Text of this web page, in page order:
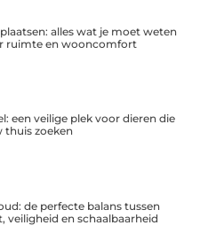
alles wat je moet weten
ruimte en wooncomfort
een veilige plek voor dieren die
thuis zoeken
de perfecte balans tussen
veiligheid en schaalbaarheid